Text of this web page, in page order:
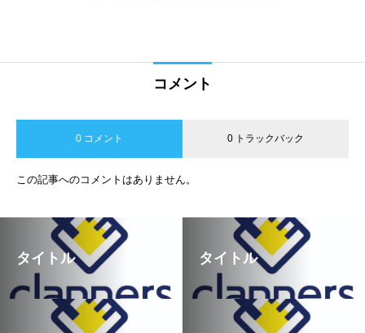
コメント
0 コメント 0 トラックバック
この記事へのコメントはありません。
タイトル タイトル